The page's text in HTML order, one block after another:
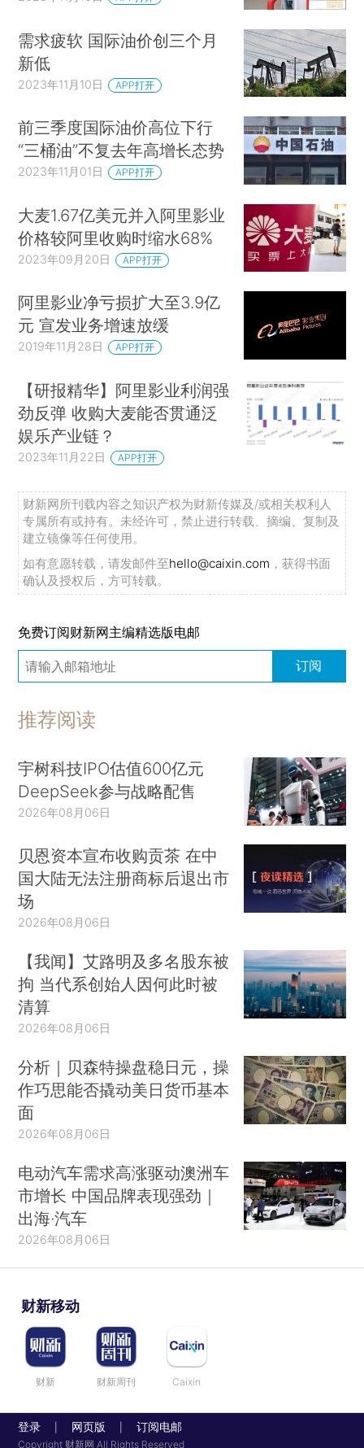
需求疲软 国际油价创三个月
新低
2023年11月10日 APP打开
前三季度国际油价高位下行
“三桶油”不复去年高增长态势
2023年11月01日 APP打开
大麦1.67亿美元并入阿里影业
价格较阿里收购时缩水68%
2023年09月20日 APP打开
阿里影业净亏损扩大至3.9亿
元 宣发业务增速放缓
2019年11月28日 APP打开
【研报精华】阿里影业利润强
劲反弹 收购大麦能否贯通泛
娱乐产业链？
2023年11月22日 APP打开
财新网所刊载内容之知识产权为财新传媒及/或相关权利人
专属所有或持有。未经许可，禁止进行转载、摘编、复制及
建立镜像等任何使用。
如有意愿转载，请发邮件至hello@caixin.com ，获得书面
确认及授权后，方可转载。
免费订阅财新网主编精选版电邮
订阅
推荐阅读
宇树科技IPO估值600亿元
DeepSeek参与战略配售
2026年08月06日
贝恩资本宣布收购贡茶 在中
国大陆无法注册商标后退出市
场
2026年08月06日
【我闻】艾路明及多名股东被
拘 当代系创始人因何此时被
清算
2026年08月06日
分析｜贝森特操盘稳日元，操
作巧思能否撬动美日货币基本
面
2026年08月06日
电动汽车需求高涨驱动澳洲车
市增长 中国品牌表现强劲｜
出海·汽车
2026年08月06日
财新移动
财新 财新周刊 Caixin
登录 网页版 订阅电邮
Copyright 财新网 All Rights Reserved